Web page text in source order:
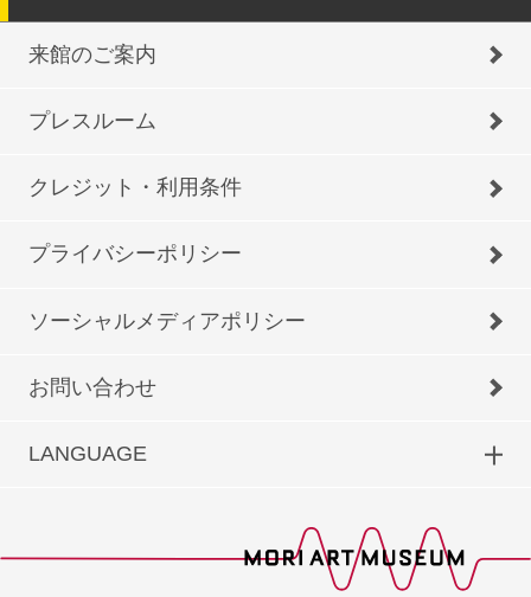
来館のご案内
プレスルーム
クレジット・利用条件
プライバシーポリシー
ソーシャルメディアポリシー
お問い合わせ
LANGUAGE